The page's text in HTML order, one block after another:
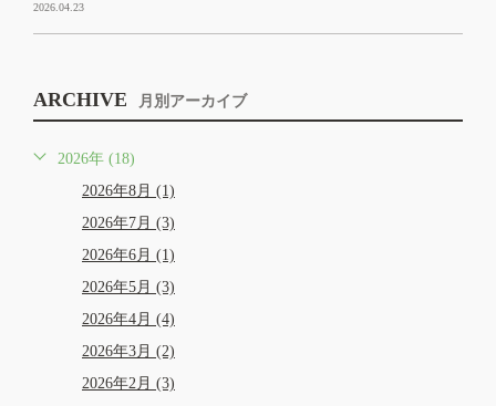
2026.04.23
ARCHIVE 月別アーカイブ
2026年 (18)
2026年8月 (1)
2026年7月 (3)
2026年6月 (1)
2026年5月 (3)
2026年4月 (4)
2026年3月 (2)
2026年2月 (3)